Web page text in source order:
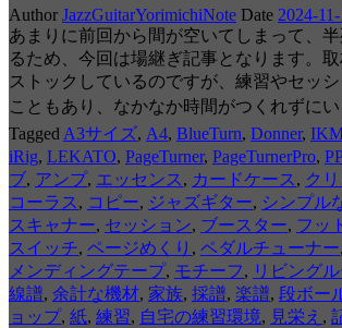
Author JazzGuitarYorimichiNote Date 2024-
あまりに前回から間が空いてしまって、
るため、今回は場継ぎ記事となります。
ストックしているのですが、練習やセッ
こともあり、なかなか時間がつくれずに
Tagged A3サイズ, A4, BlueTurn, Donner,
iRig, LEKATO, PageTurner, PageTurnerPro, PP
ブ, アンプ, エッセンス , カードケース , ク
コーラス , コピー, ジャズギター, シンプル
スキャナー, セッション, ブースター, フッ
スイッチ, ページめくり , ペダルチューナー,
メンディングテープ, モチーフ, リビング
線譜, 余計な機材, 家族, 採譜, 楽譜, 段ボー
ョップ, 紙, 練習, 自宅の練習環境, 見栄え ,